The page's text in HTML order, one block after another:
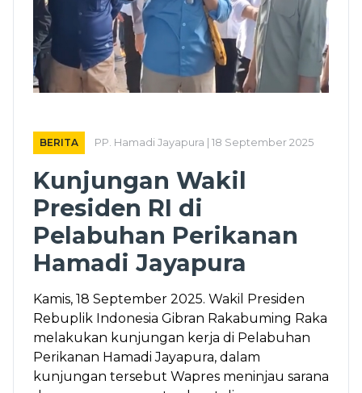
BERITA PP. Hamadi Jayapura | 18 September 2025
Kunjungan Wakil
Presiden RI di
Pelabuhan Perikanan
Hamadi Jayapura
Kamis, 18 September 2025. Wakil Presiden
Rebuplik Indonesia Gibran Rakabuming Raka
melakukan kunjungan kerja di Pelabuhan
Perikanan Hamadi Jayapura, dalam
kunjungan tersebut Wapres meninjau sarana